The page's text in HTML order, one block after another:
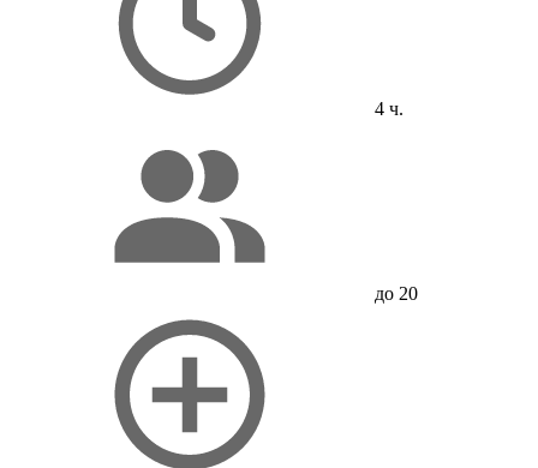
4 ч.
до 20